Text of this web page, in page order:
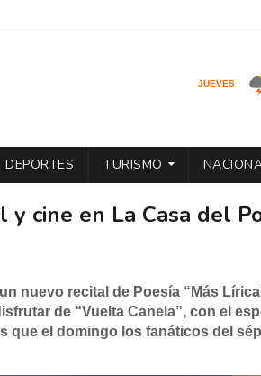
DEPORTES TURISMO
y cine en La Casa del
nuevo recital de Poesía “Más
de “Vuelta Canela”, con el
que el domingo los fanáticos del